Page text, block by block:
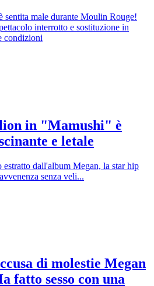
sentita male durante Moulin Rouge!
interrotto e sostituzione in
condizioni
in "Mamushi" è
e letale
dall'album Megan, la star hip
senza veli...
di molestie Megan
fatto sesso con una